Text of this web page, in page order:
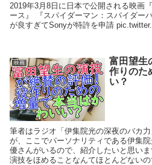
2019年3月8日に日本で公開される映画
ース』 『スパイダーマン：スパイダー
が良すぎてSonyが特許を申請
映画
富田望生
作りのた
い？
筆者はラジオ「伊集院光の深夜のバカ
が、ここでパーソナリティである伊集
優さんがいるので、紹介したいと思い
演技をほめることなんてほとんどないの